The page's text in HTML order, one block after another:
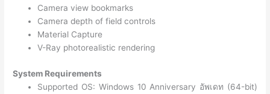
Camera view bookmarks
Camera depth of field controls
Material Capture
V-Ray photorealistic rendering
System Requirements
Supported OS: Windows 10 Anniversary อัพเดท (64-bit)